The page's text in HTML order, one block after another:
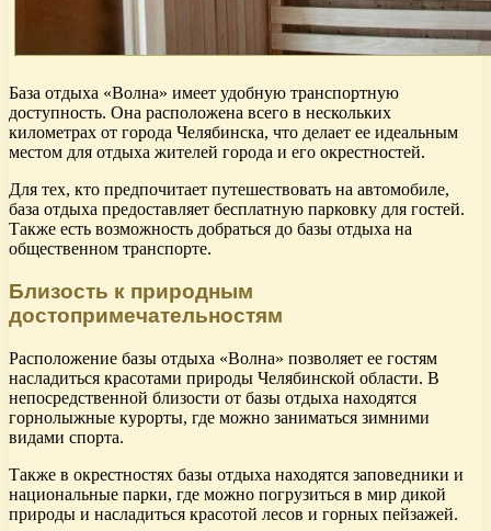
База отдыха «Волна» имеет удобную транспортную
доступность. Она расположена всего в нескольких
километрах от города Челябинска, что делает ее идеальным
местом для отдыха жителей города и его окрестностей.
Для тех, кто предпочитает путешествовать на автомобиле,
база отдыха предоставляет бесплатную парковку для гостей.
Также есть возможность добраться до базы отдыха на
общественном транспорте.
Близость к природным
достопримечательностям
Расположение базы отдыха «Волна» позволяет ее гостям
насладиться красотами природы Челябинской области. В
непосредственной близости от базы отдыха находятся
горнолыжные курорты, где можно заниматься зимними
видами спорта.
Также в окрестностях базы отдыха находятся заповедники и
национальные парки, где можно погрузиться в мир дикой
природы и насладиться красотой лесов и горных пейзажей.